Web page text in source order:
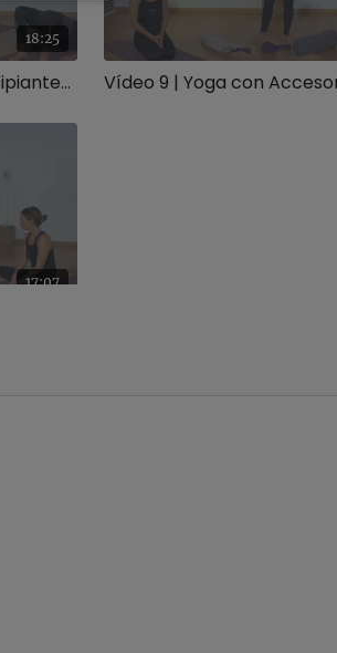
18:25
Vídeo 8 | Clase IV para principiantes: torsiones y posturas finales
17:07